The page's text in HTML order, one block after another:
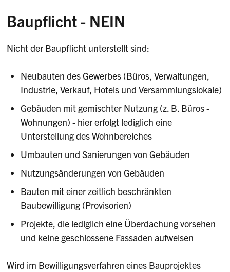
Baupflicht - NEIN
Nicht der Baupflicht unterstellt sind:
Neubauten des Gewerbes (Büros, Verwaltungen,
Industrie, Verkauf, Hotels und Versammlungslokale)
Gebäuden mit gemischter Nutzung (z. B. Büros -
Wohnungen) - hier erfolgt lediglich eine
Unterstellung des Wohnbereiches
Umbauten und Sanierungen von Gebäuden
Nutzungsänderungen von Gebäuden
Bauten mit einer zeitlich beschränkten
Baubewilligung (Provisorien)
Projekte, die lediglich eine Überdachung vorsehen
und keine geschlossene Fassaden aufweisen
Wird im Bewilligungsverfahren eines Bauprojektes